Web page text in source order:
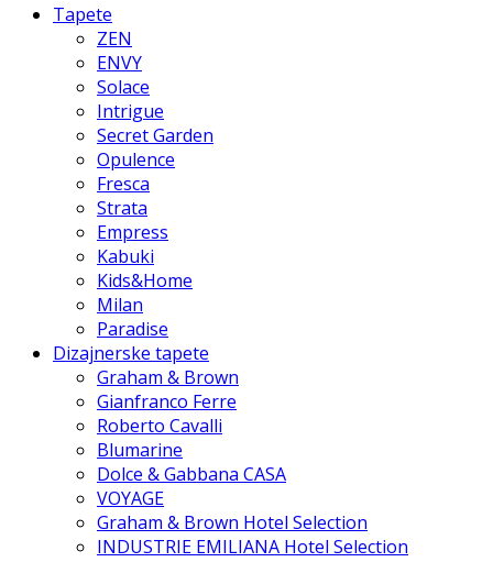
Tapete
ZEN
ENVY
Solace
Intrigue
Secret Garden
Opulence
Fresca
Strata
Empress
Kabuki
Kids&Home
Milan
Paradise
Dizajnerske tapete
Graham & Brown
Gianfranco Ferre
Roberto Cavalli
Blumarine
Dolce & Gabbana CASA
VOYAGE
Graham & Brown Hotel Selection
INDUSTRIE EMILIANA Hotel Selection